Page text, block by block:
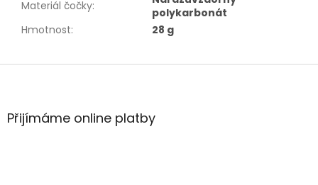
Materiál čočky:
polykarbonát
Hmotnost: 28 g
Z
aPřijímáme online platby